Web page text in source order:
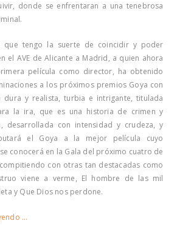
donde se enfrentaran a una tenebrosa
que tengo la suerte de coincidir y poder
el AVE de Alicante a Madrid, a quien ahora
película como director, ha obtenido
a los próximos premios Goya con
dura y realista, turbia e intrigante, titulada
la ira, que es una historia de crimen y
desarrollada con intensidad y crudeza, y
el Goya a la mejor película cuyo
conocerá en la Gala del próximo cuatro de
con otras tan destacadas como
viene a verme, El hombre de las mil
y Que Dios nos perdone.
…